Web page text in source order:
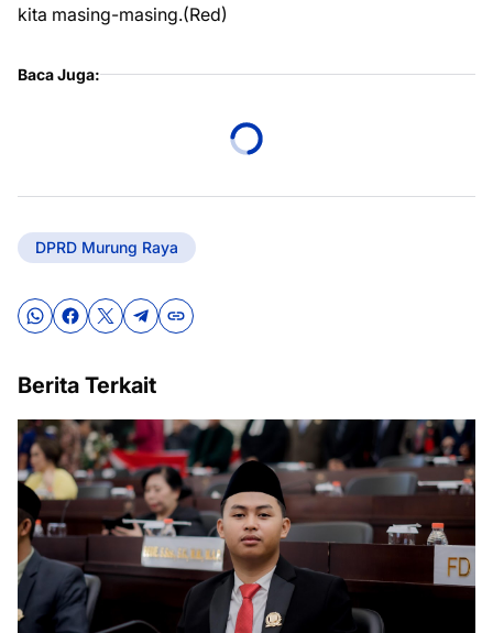
kita masing-masing.(Red)
Baca Juga:
DPRD Murung Raya
Berita Terkait